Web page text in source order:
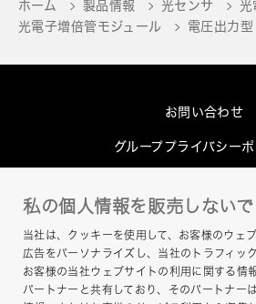
ホーム 製品情報 光センサ
光電子増倍管モジュール
電圧出力型
お問い合わせ
グループプライバシー
このサイトについ
ヘルプ
サイトマップ
私の個人情報を販売しない
当社は、クッキーを使用して、お客様のウェ
広告をパーソナライズし、当社のトラフィッ
お客様の当社ウェブサイトの利用に関する情
パートナーと共有しており、そのパートナー